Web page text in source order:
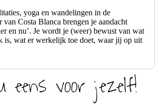
yoga en wandelingen in de
van Costa Blanca brengen je aandacht
en nu’. Je wordt je (weer) bewust van wat
is, wat er werkelijk toe doet, waar jij op uit
eens voor jezelf!